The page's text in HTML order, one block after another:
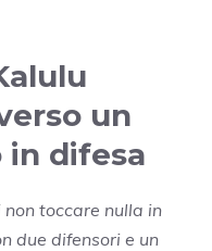
un
in difesa
toccare nulla in
due difensori e un